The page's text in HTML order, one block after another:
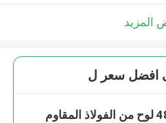
المزيد
افضل سعر ل
24 × 48 لوح من الفولاذ المقاوم